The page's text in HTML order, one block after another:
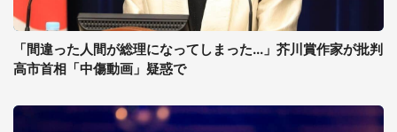
「間違った人間が総理になってしまった...」芥川賞作家が批判
高市首相「中傷動画」疑惑で